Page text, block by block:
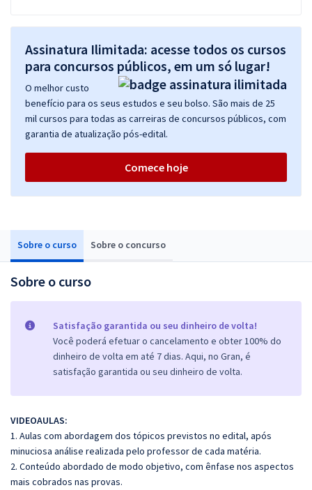
Sobre o curso Sobre o concurso
Sobre o curso
Satisfação garantida ou seu dinheiro de volta!
Você poderá efetuar o cancelamento e obter 100% do
dinheiro de volta em até 7 dias. Aqui, no Gran, é
satisfação garantida ou seu dinheiro de volta.
VIDEOAULAS:
1. Aulas com abordagem dos tópicos previstos no edital, após
minuciosa análise realizada pelo professor de cada matéria.
2. Conteúdo abordado de modo objetivo, com ênfase nos aspectos
mais cobrados nas provas.
Assinatura Ilimitada: acesse todos os cursos
para concursos públicos, em um só lugar!
O melhor custo
benefício para os seus estudos e seu bolso. São mais de 25
mil cursos para todas as carreiras de concursos públicos, com
garantia de atualização pós-edital.
Comece hoje